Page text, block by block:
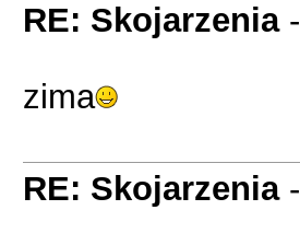
RE: Skojarzenia-
zima
RE: Skojarzenia-